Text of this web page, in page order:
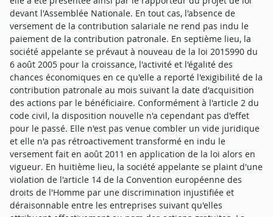
devant l'Assemblée Nationale. En tout cas, l'absence de
versement de la contribution salariale ne rend pas indu le
paiement de la contribution patronale. En septième lieu, la
société appelante se prévaut à nouveau de la loi 2015990 du
6 août 2005 pour la croissance, l'activité et l'égalité des
chances économiques en ce qu'elle a reporté l'exigibilité de la
contribution patronale au mois suivant la date d'acquisition
des actions par le bénéficiaire. Conformément à l'article 2 du
code civil, la disposition nouvelle n'a cependant pas d'effet
pour le passé. Elle n'est pas venue combler un vide juridique
et elle n'a pas rétroactivement transformé en indu le
versement fait en août 2011 en application de la loi alors en
vigueur. En huitième lieu, la société appelante se plaint d'une
violation de l'article 14 de la Convention européenne des
droits de l'Homme par une discrimination injustifiée et
déraisonnable entre les entreprises suivant qu'elles